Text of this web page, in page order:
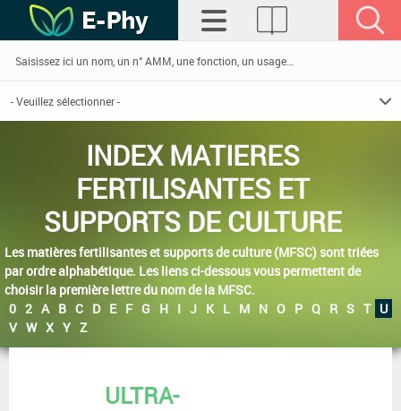
INDEX MATIERES
FERTILISANTES ET
SUPPORTS DE CULTURE
Les matières fertilisantes et supports de culture (MFSC) sont triées
par ordre alphabétique. Les liens ci-dessous vous permettent de
choisir la première lettre du nom de la MFSC.
0 2 A B C D E F G H I J K L M N O P Q R S T U
V W X Y Z
ULTRA-